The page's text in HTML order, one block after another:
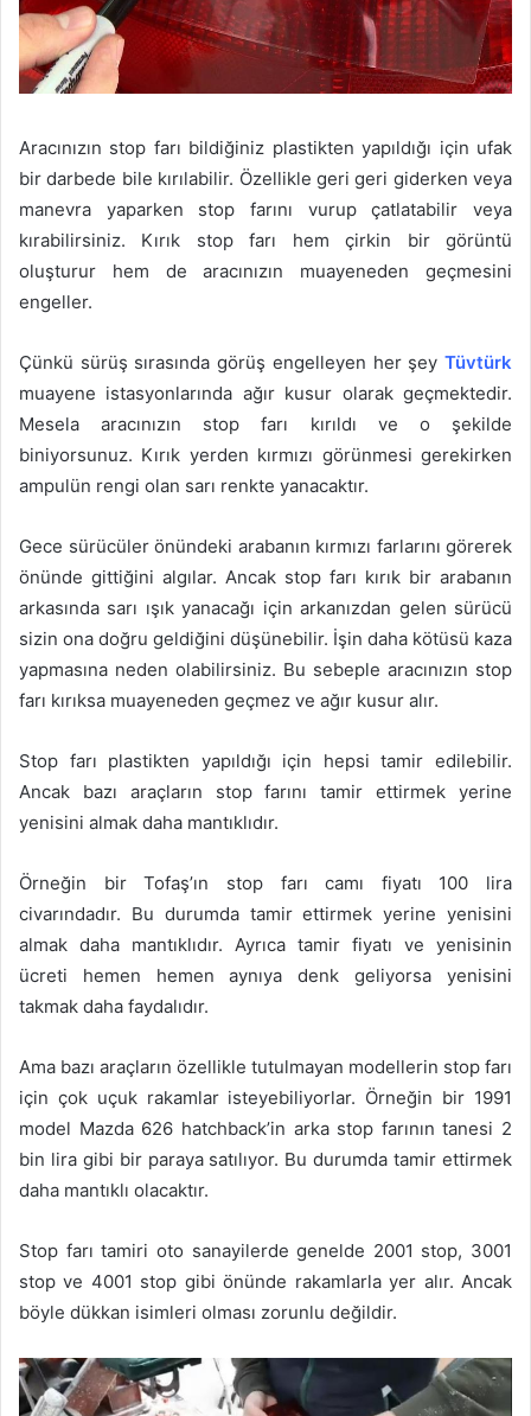
Aracınızın stop farı bildiğiniz plastikten yapıldığı için ufak
bir darbede bile kırılabilir. Özellikle geri geri giderken veya
manevra yaparken stop farını vurup çatlatabilir veya
kırabilirsiniz. Kırık stop farı hem çirkin bir görüntü
oluşturur hem de aracınızın muayeneden geçmesini
engeller.
Çünkü sürüş sırasında görüş engelleyen her şey Tüvtürk
muayene istasyonlarında ağır kusur olarak geçmektedir.
Mesela aracınızın stop farı kırıldı ve o şekilde
biniyorsunuz. Kırık yerden kırmızı görünmesi gerekirken
ampulün rengi olan sarı renkte yanacaktır.
Gece sürücüler önündeki arabanın kırmızı farlarını görerek
önünde gittiğini algılar. Ancak stop farı kırık bir arabanın
arkasında sarı ışık yanacağı için arkanızdan gelen sürücü
sizin ona doğru geldiğini düşünebilir. İşin daha kötüsü kaza
yapmasına neden olabilirsiniz. Bu sebeple aracınızın stop
farı kırıksa muayeneden geçmez ve ağır kusur alır.
Stop farı plastikten yapıldığı için hepsi tamir edilebilir.
Ancak bazı araçların stop farını tamir ettirmek yerine
yenisini almak daha mantıklıdır.
Örneğin bir Tofaş’ın stop farı camı fiyatı 100 lira
civarındadır. Bu durumda tamir ettirmek yerine yenisini
almak daha mantıklıdır. Ayrıca tamir fiyatı ve yenisinin
ücreti hemen hemen aynıya denk geliyorsa yenisini
takmak daha faydalıdır.
Ama bazı araçların özellikle tutulmayan modellerin stop farı
için çok uçuk rakamlar isteyebiliyorlar. Örneğin bir 1991
model Mazda 626 hatchback’in arka stop farının tanesi 2
bin lira gibi bir paraya satılıyor. Bu durumda tamir ettirmek
daha mantıklı olacaktır.
Stop farı tamiri oto sanayilerde genelde 2001 stop, 3001
stop ve 4001 stop gibi önünde rakamlarla yer alır. Ancak
böyle dükkan isimleri olması zorunlu değildir.